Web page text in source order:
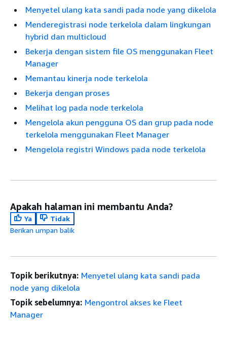
Menyetel ulang kata sandi pada node yang dikelola
Menderegistrasi node terkelola dalam lingkungan
hybrid dan multicloud
Bekerja dengan sistem file OS menggunakan Fleet
Manager
Memantau kinerja node terkelola
Bekerja dengan proses
Melihat log pada node terkelola
Mengelola akun pengguna OS dan grup pada node
terkelola menggunakan Fleet Manager
Mengelola registri Windows pada node terkelola
Apakah halaman ini membantu Anda?
Ya
Tidak
Berikan umpan balik
Topik berikutnya: Menyetel ulang kata sandi pada
node yang dikelola
Topik sebelumnya: Mengontrol akses ke Fleet
Manager